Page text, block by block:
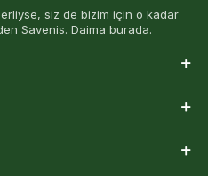
siz de bizim için o kadar
Savenis. Daima burada.